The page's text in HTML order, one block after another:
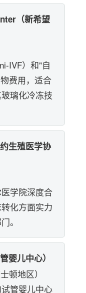
（新希望
IVF）和"自
费用，适合
璃化冷冻技
生殖医学协
学院深度合
化方面实力
。
婴儿中心）
顿地区）
管婴儿中心